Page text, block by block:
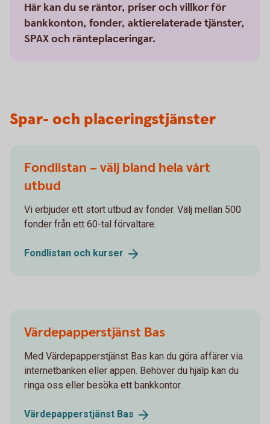
Här kan du se räntor, priser och villkor för
bankkonton, fonder, aktierelaterade tjänster,
SPAX och ränteplaceringar.
Spar- och placeringstjänster
Fondlistan – välj bland hela vårt
utbud
Vi erbjuder ett stort utbud av fonder. Välj mellan 500
fonder från ett 60-tal förvaltare.
Fondlistan och kurser
Värdepapperstjänst Bas
Med Värdepapperstjänst Bas kan du göra affärer via
internetbanken eller appen. Behöver du hjälp kan du
ringa oss eller besöka ett bankkontor.
Värdepapperstjänst Bas